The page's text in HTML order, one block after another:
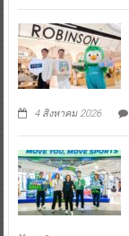
4 สิงหาคม 2026